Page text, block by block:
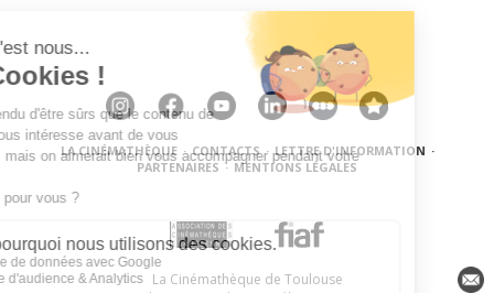
LA CINÉMATHÈQUE · CONTACTS · LETTRE D'INFORMATION ·
PARTENAIRES · MENTIONS LÉGALES
La Cinémathèque de Toulouse